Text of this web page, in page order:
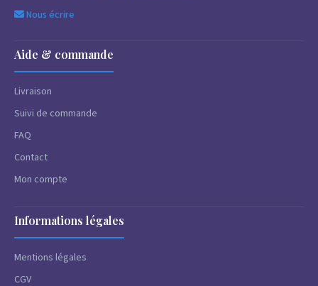
Nous écrire
Aide & commande
Livraison
Suivi de commande
FAQ
Contact
Mon compte
Informations légales
Mentions légales
CGV